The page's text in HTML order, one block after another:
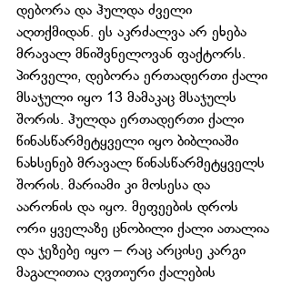
დებორა და ჰულდა ძველი
აღთქმიდან. ეს აკრძალვა არ ეხება
მრავალ მნიშვნელოვან ფაქტორს.
პირველი, დებორა ერთადერთი ქალი
მსაჯული იყო 13 მამაკაც მსაჯულს
შორის. ჰულდა ერთადერთი ქალი
წინასწარმეტყველი იყო ბიბლიაში
ნახსენებ მრავალ წინასწარმეტყველს
შორის. მარიამი კი მოსესა და
აარონის და იყო. მეფეების დროს
ორი ყველაზე ცნობილი ქალი ათალია
და ჯეზებე იყო – რაც არცისე კარგი
მაგალითია ღვთიური ქალების